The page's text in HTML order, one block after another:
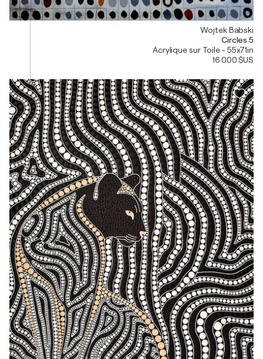
Wojtek Babski
Circles 5
Acrylique sur Toile - 55x71in
16 000 $US